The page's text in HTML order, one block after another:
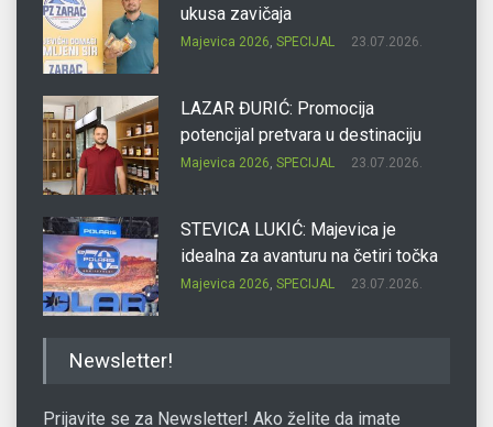
ukusa zavičaja
Majevica 2026, SPECIJAL 23.07.2026.
LAZAR ĐURIĆ: Promocija
potencijal pretvara u destinaciju
Majevica 2026, SPECIJAL 23.07.2026.
STEVICA LUKIĆ: Majevica je
idealna za avanturu na četiri točka
Majevica 2026, SPECIJAL 23.07.2026.
Newsletter!
Prijavite se za Newsletter! Ako želite da imate